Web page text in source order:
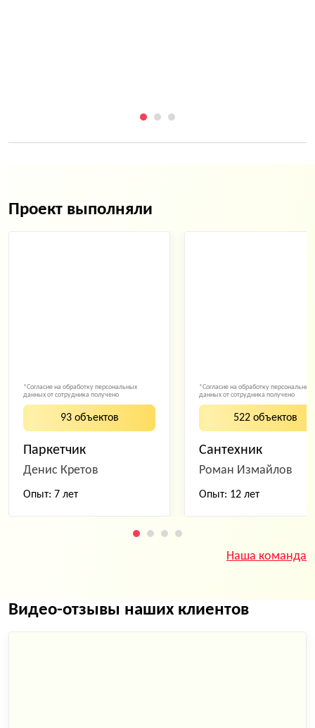
Проект выполняли
*Согласие на обработку персональных
данных от сотрудника получено
93 объектов
Паркетчик
Денис Кретов
Опыт: 7 лет
*Согласие на обработку персональных
данных от сотрудника получено
522 объектов
Сантехник
Роман Измайлов
Опыт: 12 лет
Наша команда
Видео-отзывы наших клиентов